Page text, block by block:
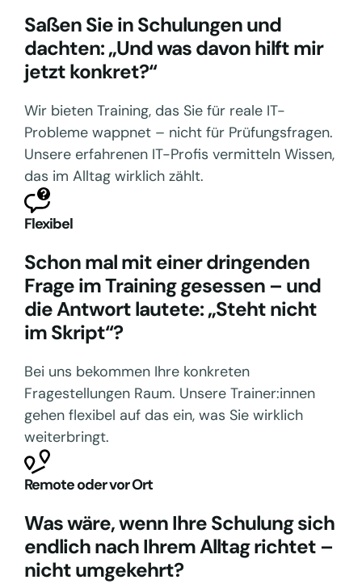
Saßen Sie in Schulungen und
dachten: „Und was davon hilft mir
jetzt konkret?“
Wir bieten Training, das Sie für reale IT-
Probleme wappnet – nicht für Prüfungsfragen.
Unsere erfahrenen IT-Profis vermitteln Wissen,
das im Alltag wirklich zählt.
Flexibel
Schon mal mit einer dringenden
Frage im Training gesessen – und
die Antwort lautete: „Steht nicht
im Skript“?
Bei uns bekommen Ihre konkreten
Fragestellungen Raum. Unsere Trainer:innen
gehen flexibel auf das ein, was Sie wirklich
weiterbringt.
Remote oder vor Ort
Was wäre, wenn Ihre Schulung sich
endlich nach Ihrem Alltag richtet –
nicht umgekehrt?